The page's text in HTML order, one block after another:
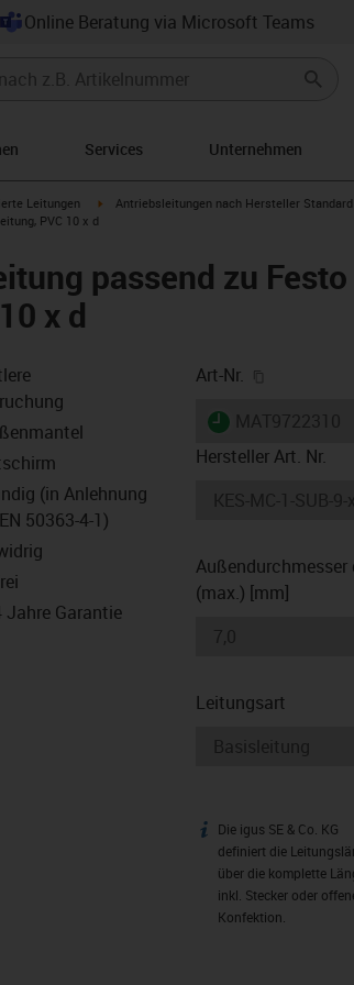
Online Beratung via Microsoft Teams
Services Unternehmen
rightLeitungen igus-icon-arrow-right
Antriebsleitungen nach Hersteller Standard
PVC 10 x d
passend zu
x d
(in Anlehnung
50363-4-1)
Jahre Garantie
Art-Nr.
igus-icon-
Hersteller Art. Nr.
Außendurchmesser
(max.) [mm]
Leitungsart
igus-icon-info
Die igus SE & Co. KG
definiert die
über die komplette
inkl. Stecker oder
Konfektion.